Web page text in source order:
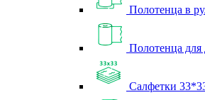
Полотенца в
Полотенца для
Салфетки